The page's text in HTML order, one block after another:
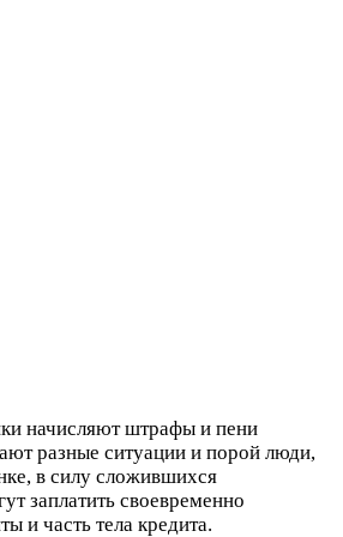
начисляют штрафы и пени
разные ситуации и порой люди,
в силу сложившихся
заплатить своевременно
и часть тела кредита.